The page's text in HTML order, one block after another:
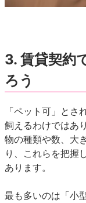
3. 賃貸契約
ろう
「ペット可」とさ
飼えるわけではあ
物の種類や数、大
り、これらを把握
あります。
最も多いのは「小